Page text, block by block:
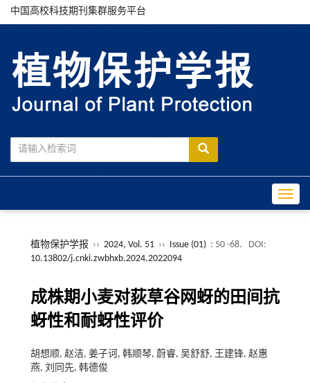
中国高校科技期刊集群服务平台
植物保护学报 ›› 2024, Vol. 51 ›› Issue (01) : 50 -68.
DOI:
10.13802/j.cnki.zwbhxb.2024.2022094
成株期小麦对荻草谷网蚜的田间抗
蚜性和耐蚜性评价
胡想顺, 赵洁, 姜子诃, 韩顺琴, 蔚睿, 吴舒舒, 王建锋, 赵惠
燕, 刘同先, 韩德俊